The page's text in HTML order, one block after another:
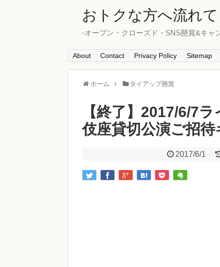
おトクな方へ流れ
-オープン・クローズド・SNS懸賞&キャ
About Contact Privacy Policy Sitemap
ホーム タイアップ懸賞
【終了】2017/6/7
伎座貸切公演ご招
2017/6/1